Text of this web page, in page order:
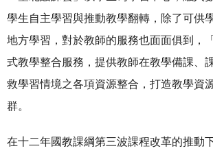
學生自主學習與推動教學翻轉，除了可供
地方學習，對於教師的服務也面面俱到，「
式教學整合服務，提供教師在教學備課、
救學習情境之各項資源整合，打造教學資
群。
在十二年國教課綱第三波課程改革的推動